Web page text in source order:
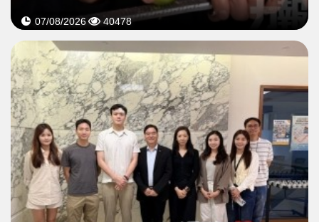
07/08/2026 40478